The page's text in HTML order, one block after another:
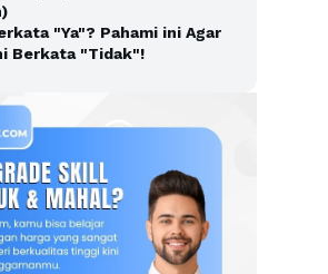
"Ya"? Pahami ini Agar
Berkata "Tidak"!